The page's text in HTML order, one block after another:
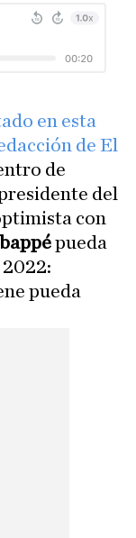
en esta
de El
de
del
con
pueda
pueda